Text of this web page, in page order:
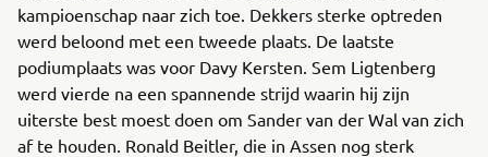
kampioenschap naar zich toe. Dekkers sterke optreden
werd beloond met een tweede plaats. De laatste
podiumplaats was voor Davy Kersten. Sem Ligtenberg
werd vierde na een spannende strijd waarin hij zijn
uiterste best moest doen om Sander van der Wal van zich
af te houden. Ronald Beitler, die in Assen nog sterk